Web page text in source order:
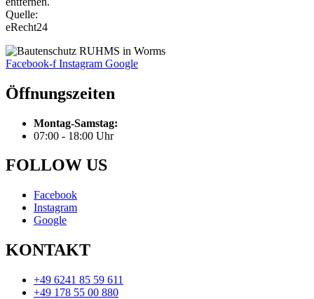
Quelle:
eRecht24
Facebook-f Instagram Google
Öffnungszeiten
Montag-Samstag:
07:00 - 18:00 Uhr
FOLLOW US
Facebook
Instagram
Google
KONTAKT
+49 6241 85 59 611
+49 178 55 00 880